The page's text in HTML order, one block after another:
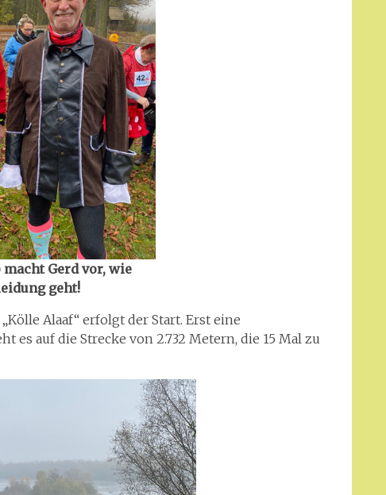
Gerd vor, wie
geht!
Alaaf“ erfolgt der Start. Erst eine
es auf die Strecke von 2.732 Metern, die 15 Mal zu